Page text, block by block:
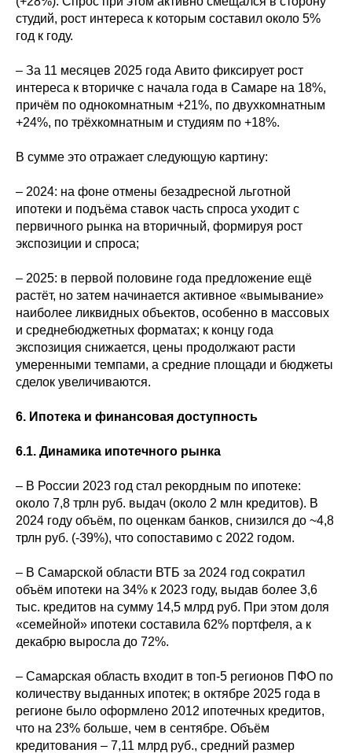
студий, рост интереса к которым составил около 5%
год к году.
– За 11 месяцев 2025 года Авито фиксирует рост
интереса к вторичке с начала года в Самаре на 18%,
причём по однокомнатным +21%, по двухкомнатным
+24%, по трёхкомнатным и студиям по +18%.
В сумме это отражает следующую картину:
– 2024: на фоне отмены безадресной льготной
ипотеки и подъёма ставок часть спроса уходит с
первичного рынка на вторичный, формируя рост
экспозиции и спроса;
– 2025: в первой половине года предложение ещё
растёт, но затем начинается активное «вымывание»
наиболее ликвидных объектов, особенно в массовых
и среднебюджетных форматах; к концу года
экспозиция снижается, цены продолжают расти
умеренными темпами, а средние площади и бюджеты
сделок увеличиваются.
6. Ипотека и финансовая доступность
6.1. Динамика ипотечного рынка
– В России 2023 год стал рекордным по ипотеке:
около 7,8 трлн руб. выдач (около 2 млн кредитов). В
2024 году объём, по оценкам банков, снизился до ~4,8
трлн руб. (-39%), что сопоставимо с 2022 годом.
– В Самарской области ВТБ за 2024 год сократил
объём ипотеки на 34% к 2023 году, выдав более 3,6
тыс. кредитов на сумму 14,5 млрд руб. При этом доля
«семейной» ипотеки составила 62% портфеля, а к
декабрю выросла до 72%.
– Самарская область входит в топ-5 регионов ПФО по
количеству выданных ипотек; в октябре 2025 года в
регионе было оформлено 2012 ипотечных кредитов,
что на 23% больше, чем в сентябре. Объём
кредитования – 7,11 млрд руб., средний размер